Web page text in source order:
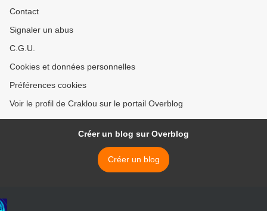
Contact
Signaler un abus
C.G.U.
Cookies et données personnelles
Préférences cookies
Voir le profil de Craklou sur le portail Overblog
Créer un blog sur Overblog
Créer un blog